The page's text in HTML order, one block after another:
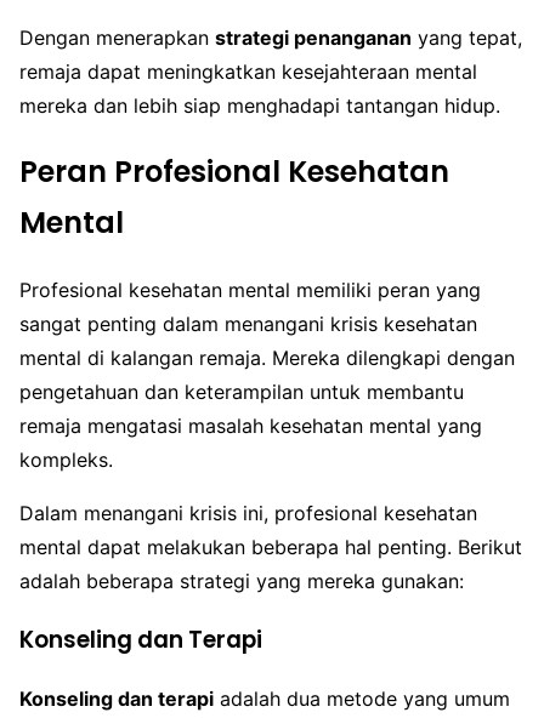
Dengan menerapkan strategi penanganan yang tepat,
remaja dapat meningkatkan kesejahteraan mental
mereka dan lebih siap menghadapi tantangan hidup.
Peran Profesional Kesehatan
Mental
Profesional kesehatan mental memiliki peran yang
sangat penting dalam menangani krisis kesehatan
mental di kalangan remaja. Mereka dilengkapi dengan
pengetahuan dan keterampilan untuk membantu
remaja mengatasi masalah kesehatan mental yang
kompleks.
Dalam menangani krisis ini, profesional kesehatan
mental dapat melakukan beberapa hal penting. Berikut
adalah beberapa strategi yang mereka gunakan:
Konseling dan Terapi
Konseling dan terapi adalah dua metode yang umum